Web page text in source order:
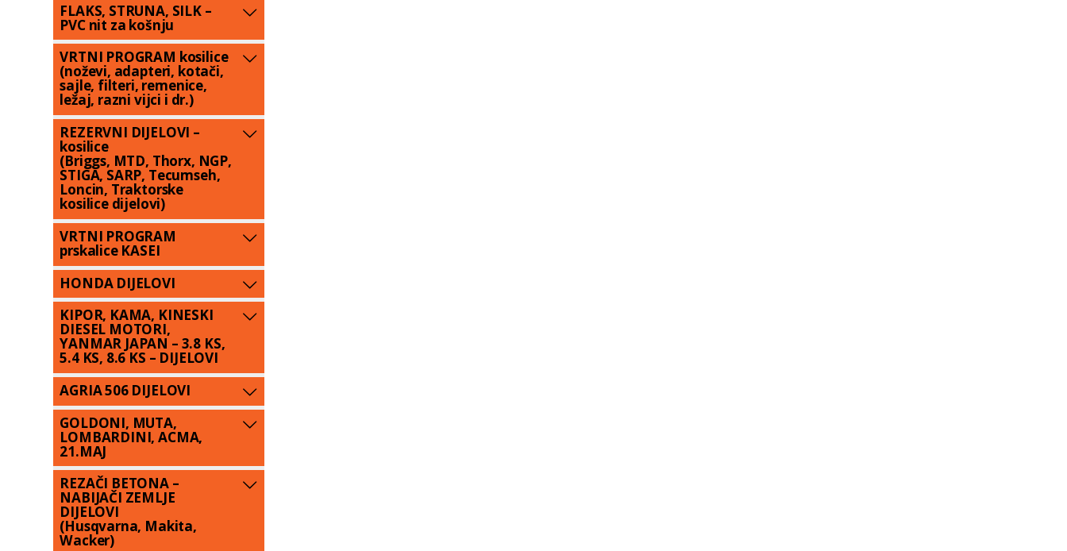
FLAKS, STRUNA, SILK –
PVC nit za košnju
VRTNI PROGRAM kosilice
(noževi, adapteri, kotači,
sajle, filteri, remenice,
ležaj, razni vijci i dr.)
REZERVNI DIJELOVI –
kosilice
(Briggs, MTD, Thorx, NGP,
STIGA, SARP, Tecumseh,
Loncin, Traktorske
kosilice dijelovi)
VRTNI PROGRAM
prskalice KASEI
HONDA DIJELOVI
KIPOR, KAMA, KINESKI
DIESEL MOTORI,
YANMAR JAPAN – 3.8 KS,
5.4 KS, 8.6 KS – DIJELOVI
AGRIA 506 DIJELOVI
GOLDONI, MUTA,
LOMBARDINI, ACMA,
21.MAJ
REZAČI BETONA –
NABIJAČI ZEMLJE
DIJELOVI
(Husqvarna, Makita,
Wacker)